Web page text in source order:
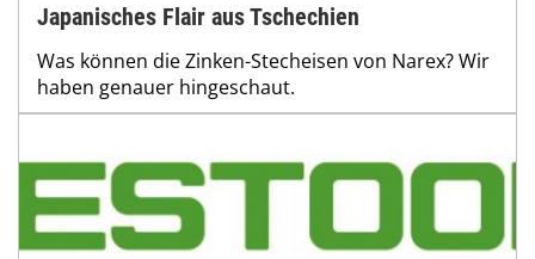
Japanisches Flair aus Tschechien
Was können die Zinken-Stecheisen von Narex? Wir
haben genauer hingeschaut.